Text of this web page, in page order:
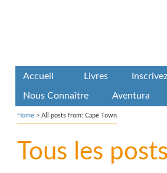
Accueil Livres
Nous Connaître Aventura
Home > All posts from: Cape Town
Tous les